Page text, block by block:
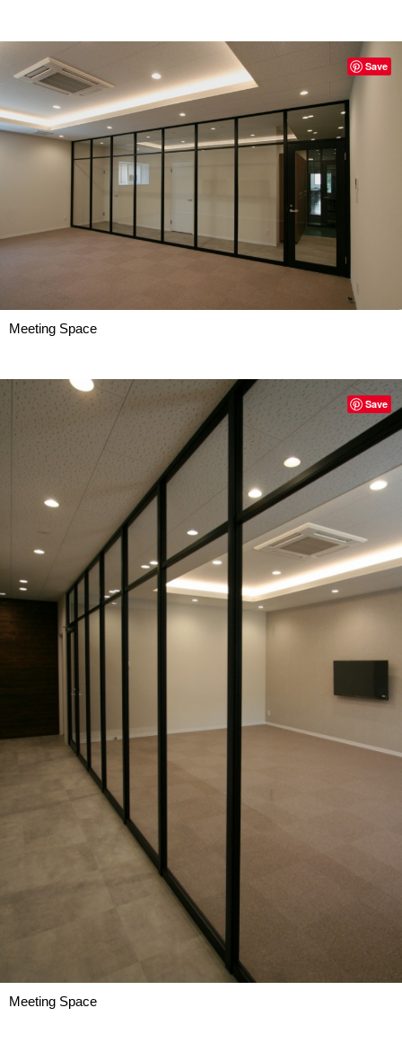
Meeting Space
Save
Meeting Space
Save